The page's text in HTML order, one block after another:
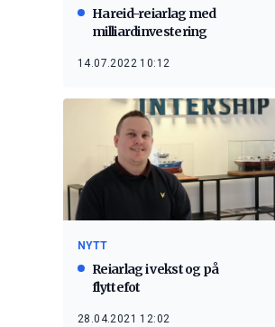
Hareid-reiarlag med
milliardinvestering
14.07.2022 10:12
NYTT
Reiarlag i vekst og på
flyttefot
28.04.2021 12:02